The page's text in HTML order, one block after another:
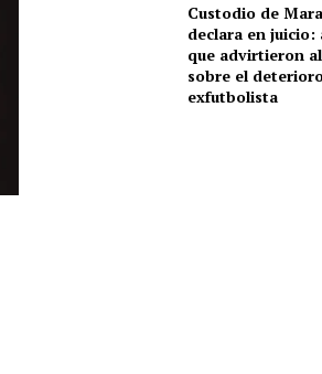
Custodio de
declara en juicio:
que advirtieron
sobre el
exfutbolista